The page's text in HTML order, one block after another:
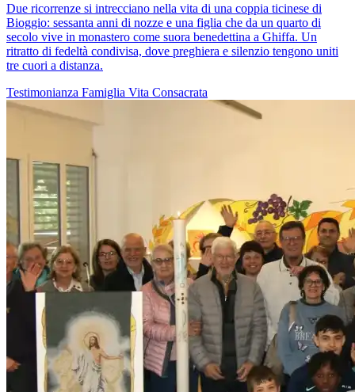
Due ricorrenze si intrecciano nella vita di una coppia ticinese di
Bioggio: sessanta anni di nozze e una figlia che da un quarto di
secolo vive in monastero come suora benedettina a Ghiffa. Un
ritratto di fedeltà condivisa, dove preghiera e silenzio tengono uniti
tre cuori a distanza.
Testimonianza Famiglia Vita Consacrata